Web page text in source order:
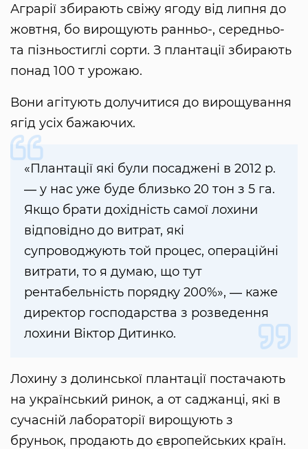
Аграрії збирають свіжу ягоду від липня до
жовтня, бо вирощують ранньо-, середньо-
та пізньостиглі сорти. З плантації збирають
понад 100 т урожаю.
Вони агітують долучитися до вирощування
ягід усіх бажаючих.
«Плантації які були посаджені в 2012 р.
― у нас уже буде близько 20 тон з 5 га.
Якщо брати дохідність самої лохини
відповідно до витрат, які
супроводжують той процес, операційні
витрати, то я думаю, що тут
рентабельність порядку 200%», ― каже
директор господарства з розведення
лохини Віктор Дитинко.
Лохину з долинської плантації постачають
на український ринок, а от саджанці, які в
сучасній лабораторії вирощують з
бруньок, продають до європейських країн.